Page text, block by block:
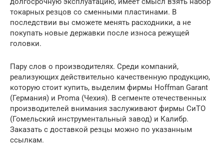
токарных резцов со сменными пластинами. В
последствии вы сможете менять расходники, а не
покупать новые державки после износа режущей
головки.
Пару слов о производителях. Среди компаний,
реализующих действительно качественную продукцию,
которую стоит купить, выделим фирмы Hoffman Garant
(Германия) и Proma (Чехия). В сегменте отечественных
производителей внимания заслуживают фирмы СиТО
(Гомельский инструментальный завод) и Калибр.
Заказать с доставкой резцы можно по указанным
ссылкам.